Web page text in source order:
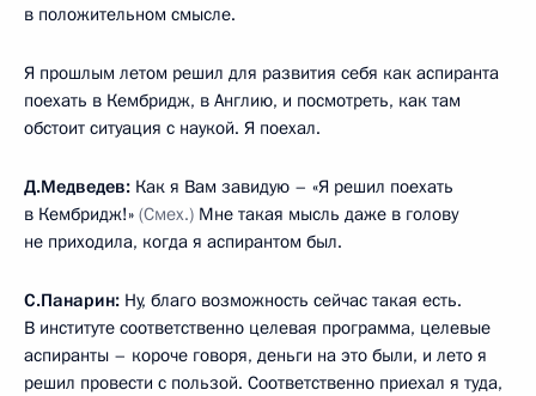
в положительном смысле.
Я прошлым летом решил для развития себя как аспиранта
поехать в Кембридж, в Англию, и посмотреть, как там
обстоит ситуация с наукой. Я поехал.
Д.Медведев: Как я Вам завидую – «Я решил поехать
в Кембридж!» (Смех.) Мне такая мысль даже в голову
не приходила, когда я аспирантом был.
С.Панарин: Ну, благо возможность сейчас такая есть.
В институте соответственно целевая программа, целевые
аспиранты – короче говоря, деньги на это были, и лето я
решил провести с пользой. Соответственно приехал я туда,